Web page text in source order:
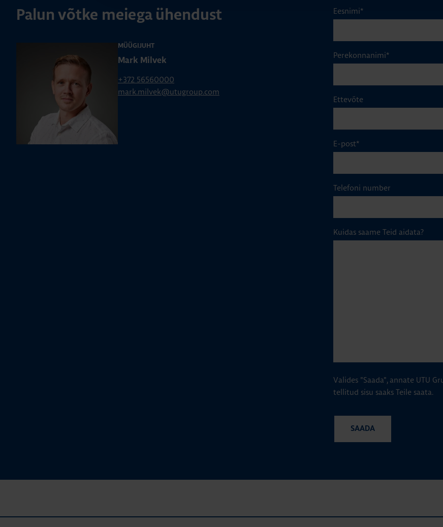
Palun võtke meiega ühendust
MÜÜGIJUHT
Mark Milvek
+372 56560000
mark.milvek@utugroup.com
Eesnimi*
Perekonnanimi*
Ettevõte
E-post*
Telefoni number
Kuidas saame Teid aidata?
Valides "Saada", annate UTU
tellitud sisu saaks Teile saata.